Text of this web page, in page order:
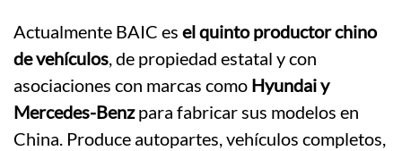
Actualmente BAIC es el quinto productor chino
de vehículos, de propiedad estatal y con
asociaciones con marcas como Hyundai y
Mercedes-Benzpara fabricar sus modelos en
China. Produce autopartes, vehículos completos,